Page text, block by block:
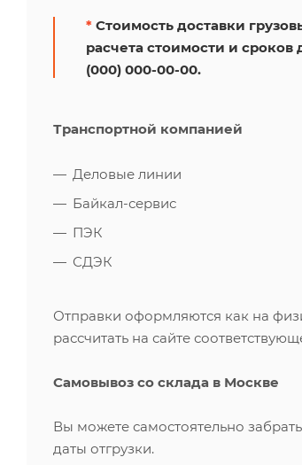
* Стоимость доставки
расчета стоимости и
(000) 000-00-00.
Транспортной компанией
Деловые линии
Байкал-сервис
ПЭК
СДЭК
Отправки оформляются как на
рассчитать на сайте
Самовывоз со склада в Москве
Вы можете самостоятельно
даты отгрузки.